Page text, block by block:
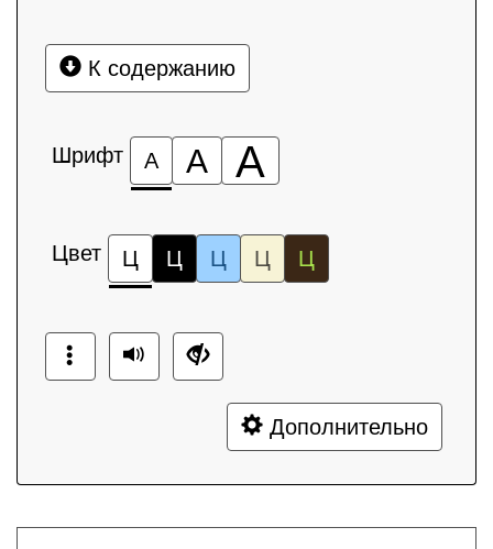
К содержанию
Шрифт А А А
Цвет Ц Ц Ц Ц Ц
Дополнительно